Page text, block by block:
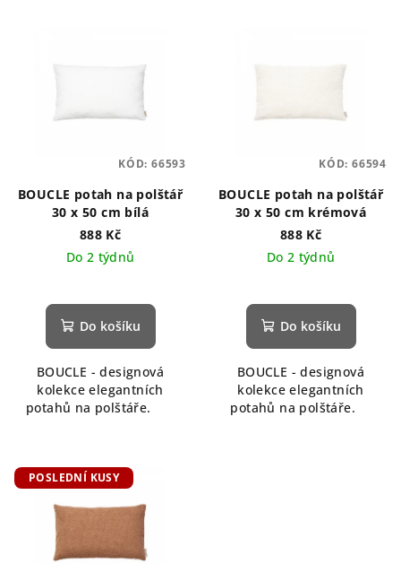
BOUCLE potah na polštář
30 x 50 cm bílá
888 Kč
Do 2 týdnů
Do košíku
BOUCLE - designová
kolekce elegantních
potahů na polštáře.
KÓD: 66593
BOUCLE potah na polštář
30 x 50 cm krémová
888 Kč
Do 2 týdnů
Do košíku
BOUCLE - designová
kolekce elegantních
potahů na polštáře.
KÓD: 66594
POSLEDNÍ KUSY